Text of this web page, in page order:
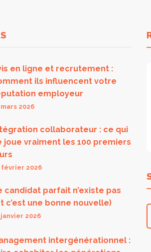
en ligne et recrutement :
ils influencent votre
employeur
mars 2026
collaborateur : ce qui
joue vraiment les 100 premiers
février 2026
candidat parfait n’existe pas
c’est une bonne nouvelle)
janvier 2026
intergénérationnel :